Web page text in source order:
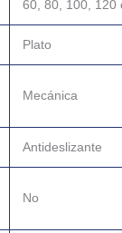
60, 80, 100, 120
Plato
Mecánica
Antideslizante
No